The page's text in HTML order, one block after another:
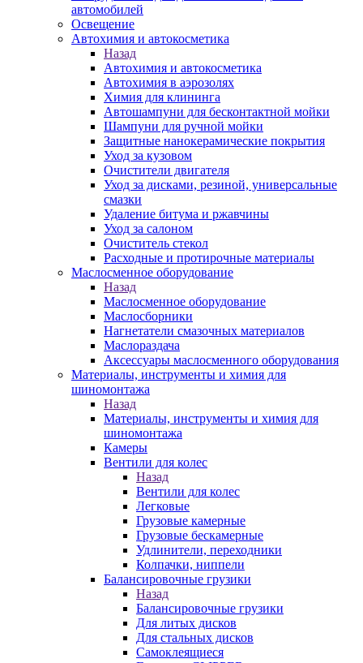
автомобилей
Освещение
Автохимия и автокосметика
Назад
Автохимия и автокосметика
Автохимия в аэрозолях
Химия для клининга
Автошампуни для бесконтактной мойки
Шампуни для ручной мойки
Защитные нанокерамические покрытия
Уход за кузовом
Очистители двигателя
Уход за дисками, резиной, универсальные
смазки
Удаление битума и ржавчины
Уход за салоном
Очиститель стекол
Расходные и протирочные материалы
Маслосменное оборудование
Назад
Маслосменное оборудование
Маслосборники
Нагнетатели смазочных материалов
Маслораздача
Аксессуары маслосменного оборудования
Материалы, инструменты и химия для
шиномонтажа
Назад
Материалы, инструменты и химия для
шиномонтажа
Камеры
Вентили для колес
Назад
Вентили для колес
Легковые
Грузовые камерные
Грузовые бескамерные
Удлинители, переходники
Колпачки, ниппели
Балансировочные грузики
Назад
Балансировочные грузики
Для литых дисков
Для стальных дисков
Самоклеящиеся